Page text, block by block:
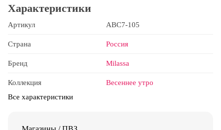
Характеристики
Артикул ABC7-105
Страна Россия
Бренд Milassa
Коллекция
Весеннее утро
Все характеристики